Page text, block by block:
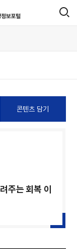
주는 회복 이